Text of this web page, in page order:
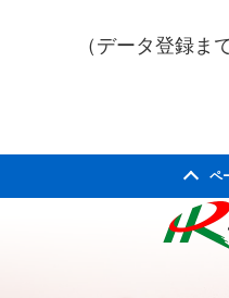
（データ登録ま
ペ